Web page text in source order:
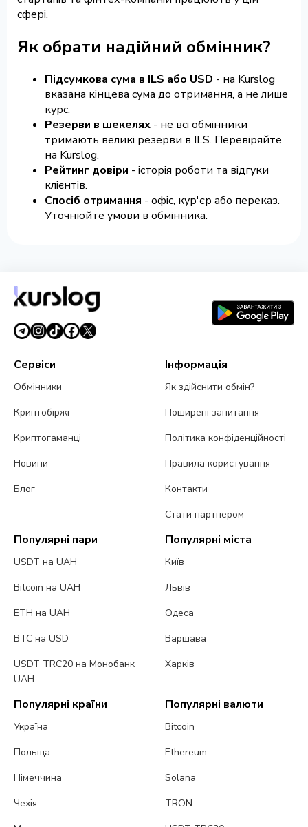
сфері.
Як обрати надійний обмінник?
Підсумкова сума в ILS або USD - на Kurslog
вказана кінцева сума до отримання, а не лише
курс.
Резерви в шекелях - не всі обмінники
тримають великі резерви в ILS. Перевіряйте
на Kurslog.
Рейтинг довіри - історія роботи та відгуки
клієнтів.
Спосіб отримання - офіс, кур'єр або переказ.
Уточнюйте умови в обмінника.
Сервіси
Обмінники
Криптобіржі
Криптогаманці
Новини
Блог
Інформація
Як здійснити обмін?
Поширені запитання
Політика конфіденційності
Правила користування
Контакти
Стати партнером
Популярні пари
USDT на UAH
Bitcoin на UAH
ETH на UAH
BTC на USD
USDT TRC20 на Монобанк
UAH
Популярні міста
Київ
Львів
Одеса
Варшава
Харків
Популярні країни
Україна
Польща
Німеччина
Чехія
Популярні валюти
Bitcoin
Ethereum
Solana
TRON